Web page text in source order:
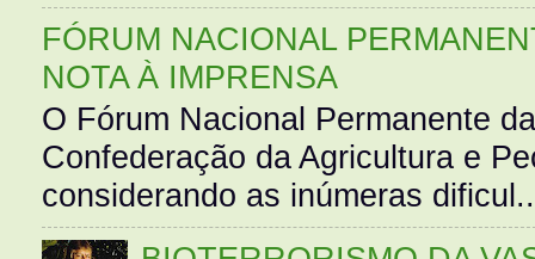
FÓRUM NACIONAL
NOTA À IMPRENSA
O Fórum Nacional Permanente
Confederação da Agricultura e
considerando as inúmeras